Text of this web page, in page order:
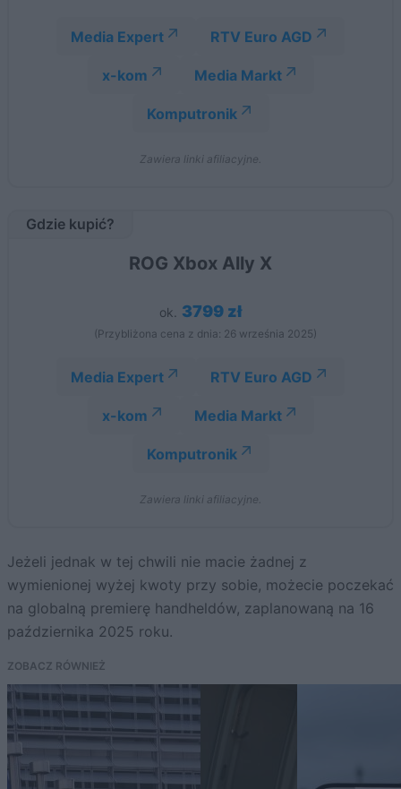
Media Expert RTV Euro AGD
x-kom Media Markt
Komputronik
Zawiera linki afiliacyjne.
Gdzie kupić?
ROG Xbox Ally X
ok. 3799 zł
(Przybliżona cena z dnia: 26 września 2025)
Media Expert RTV Euro AGD
x-kom Media Markt
Komputronik
Zawiera linki afiliacyjne.
Jeżeli jednak w tej chwili nie macie żadnej z
wymienionej wyżej kwoty przy sobie, możecie poczekać
na globalną premierę handheldów, zaplanowaną na 16
października 2025 roku.
ZOBACZ RÓWNIEŻ